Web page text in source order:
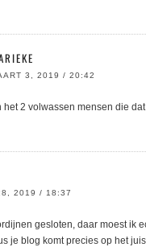
3, 2019 / 20:42
het 2 volwassen mensen die
2019 / 18:37
gesloten, daar moest ik
je blog komt precies op het